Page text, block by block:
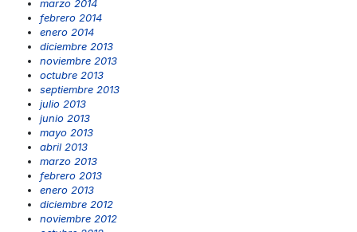
marzo 2014
febrero 2014
enero 2014
diciembre 2013
noviembre 2013
octubre 2013
septiembre 2013
julio 2013
junio 2013
mayo 2013
abril 2013
marzo 2013
febrero 2013
enero 2013
diciembre 2012
noviembre 2012